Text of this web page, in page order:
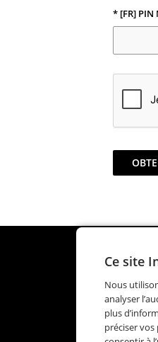
* [FR] PIN
Ce site
Nous
analyser
plus
préciser vos